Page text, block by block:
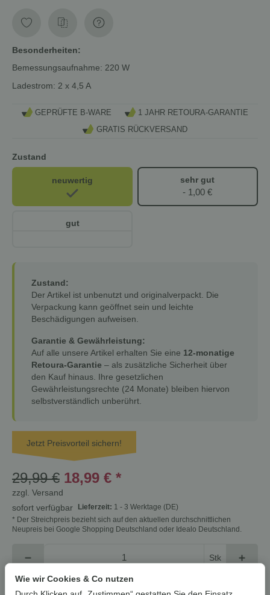
Besonderheiten:
Bemessungsaufnahme: 220 W
Ladestrom: 2 x 4,5 A
GEPRÜFTE B-WARE
1 JAHR RETOURA-GARANTIE
GRATIS RÜCKVERSAND
Zustand
neuwertig sehr gut
- 1,00 €
gut
Zustand:
Der Artikel ist unbenutzt und originalverpackt. Die
Verpackung kann geöffnet sein und leichte
Beschädigungen aufweisen.
Garantie & Gewährleistung:
Auf alle unsere Artikel erhalten Sie eine 12-monatige
Retoura-Garantie – als zusätzliche Sicherheit über
den Kauf hinaus. Ihre gesetzlichen
Gewährleistungsrechte (24 Monate) bleiben hiervon
selbstverständlich unberührt.
Jetzt Preisvorteil sichern!
29,99 € 18,99 € *
zzgl. Versand
sofort verfügbar
Lieferzeit: 1 - 3 Werktage (DE)
* Der Streichpreis bezieht sich auf den aktuellen durchschnittlichen
Neupreis bei Google Shopping Deutschland oder Idealo Deutschland.
Stk
In den Warenkorb
Wie wir Cookies & Co nutzen